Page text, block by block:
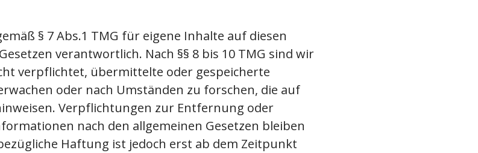
§ 7 Abs.1 TMG für eigene Inhalte auf diesen
verantwortlich. Nach §§ 8 bis 10 TMG sind wir
verpflichtet, übermittelte oder gespeicherte
oder nach Umständen zu forschen, die auf
Verpflichtungen zur Entfernung oder
nach den allgemeinen Gesetzen bleiben
Haftung ist jedoch erst ab dem Zeitpunkt